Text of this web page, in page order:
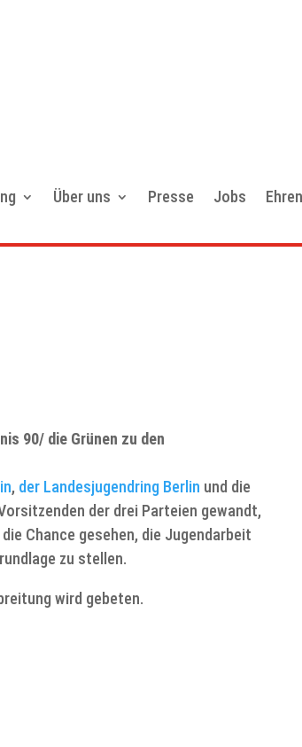
Über uns Presse Jobs
90/ die Grünen zu den
, der Landesjugendring Berlin und die
der drei Parteien gewandt,
Chance gesehen, die Jugendarbeit
zu stellen.
wird gebeten.